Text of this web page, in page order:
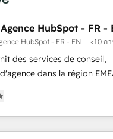
+ Tech Team to handle
out AND building
recommendations to
and was named 2023
companies
HubSpot - FR -
HubSpot - FR - EN <10 ก
des services de conseil,
dans la région
Growth, Revops, CRM
an integrator. With over